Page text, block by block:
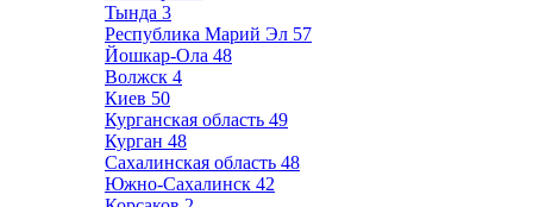
Тында 3
Республика Марий Эл 57
Йошкар-Ола 48
Волжск 4
Киев 50
Курганская область 49
Курган 48
Сахалинская область 48
Южно-Сахалинск 42